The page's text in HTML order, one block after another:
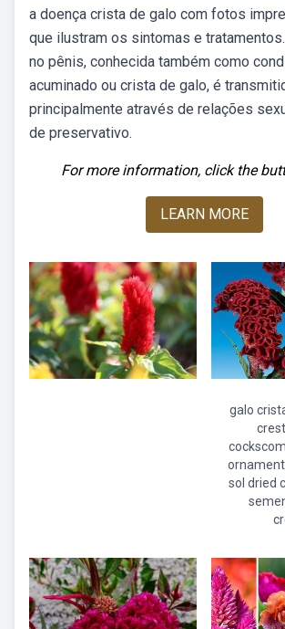
a doença crista de galo com fotos
que ilustram os sintomas e
no pênis, conhecida também como
acuminado ou crista de galo, é
principalmente através de relações
de preservativo.
For more information, click the
LEARN MORE
galo
sol dried